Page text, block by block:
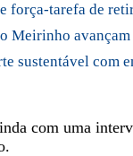
força-tarefa de
Meirinho
sustentável com
com uma